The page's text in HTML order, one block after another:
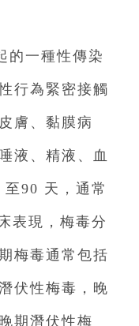
的一種性傳染
行為緊密接觸
膚、黏膜病
液、精液、血
90 天，通常
表現，梅毒分
梅毒通常包括
伏性梅毒，晚
期潛伏性梅